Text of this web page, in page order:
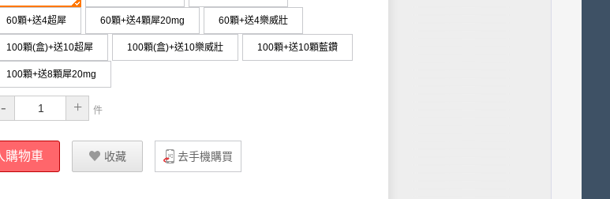
60顆+送4超犀 60顆+送4顆犀20mg 60顆+送4樂威壯
100顆(盒)+送10超犀 100顆(盒)+送10樂威壯 100顆+送10顆藍鑽
100顆+送8顆犀20mg
- + 件
購物車 Ū 收藏 去手機購買